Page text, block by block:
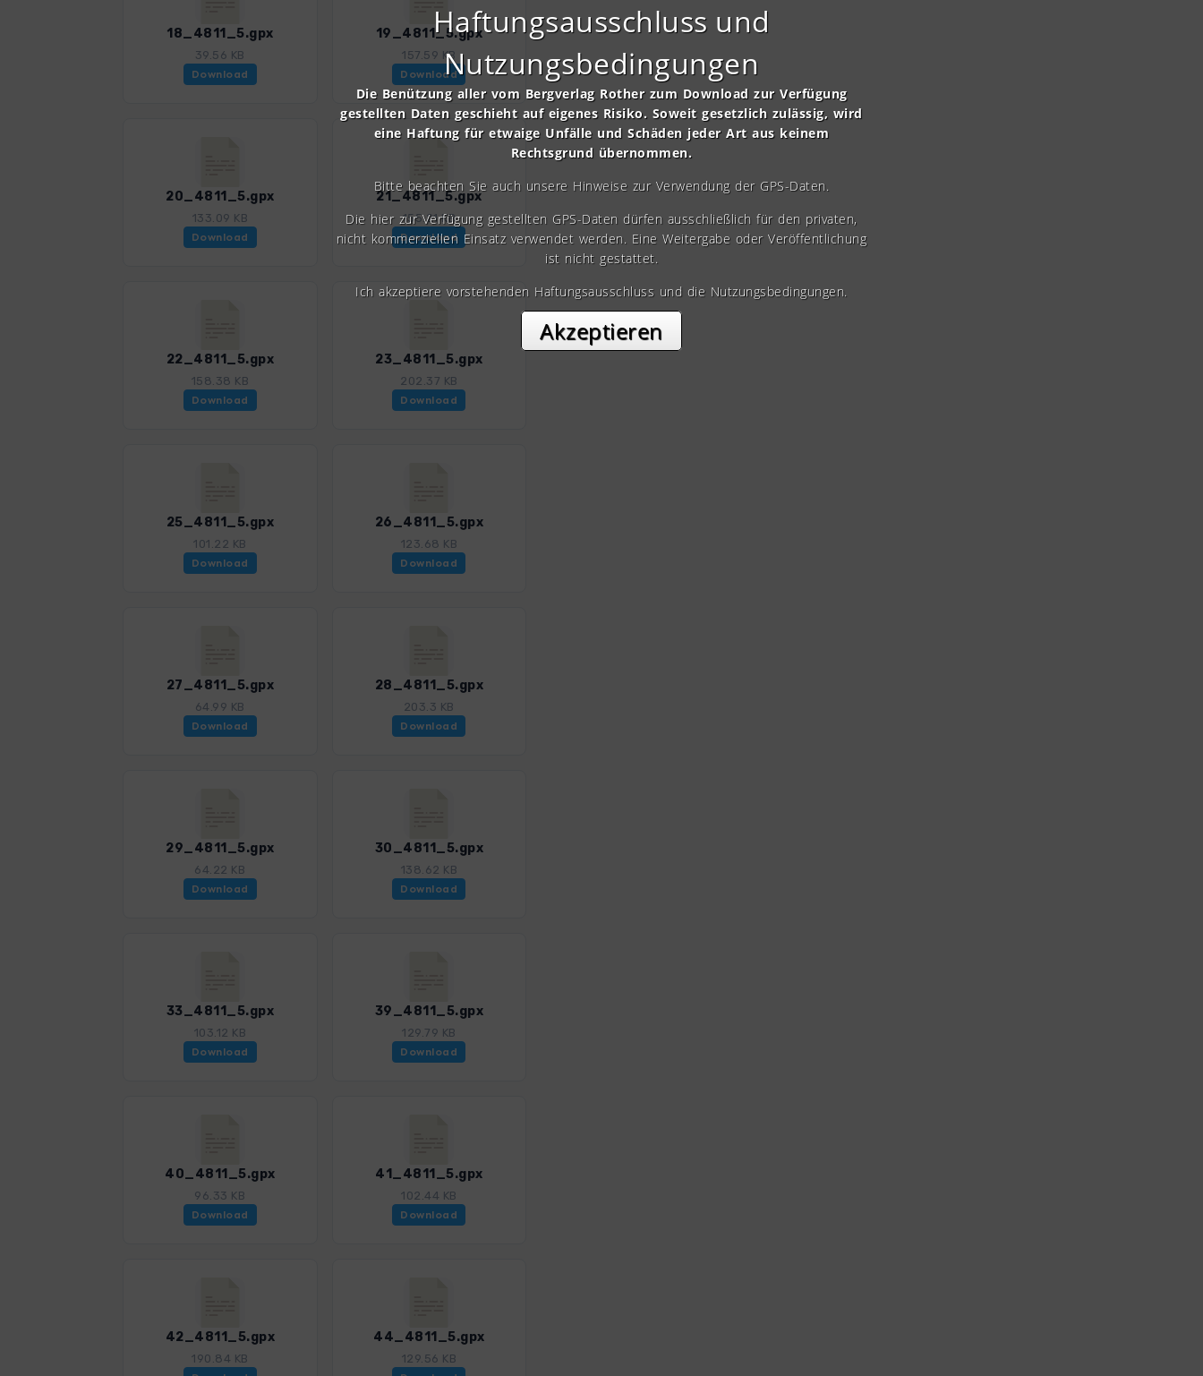
18_4811_5.gpx
39.56 KB
Download
19_4811_5.gpx
157.59 KB
Download
20_4811_5.gpx
133.09 KB
Download
21_4811_5.gpx
155.21 KB
Download
22_4811_5.gpx
158.38 KB
Download
23_4811_5.gpx
202.37 KB
Download
25_4811_5.gpx
101.22 KB
Download
26_4811_5.gpx
123.68 KB
Download
27_4811_5.gpx
64.99 KB
Download
28_4811_5.gpx
203.3 KB
Download
29_4811_5.gpx
64.22 KB
Download
30_4811_5.gpx
138.62 KB
Download
33_4811_5.gpx
103.12 KB
Download
39_4811_5.gpx
129.79 KB
Download
40_4811_5.gpx
96.33 KB
Download
41_4811_5.gpx
102.44 KB
Download
42_4811_5.gpx
190.84 KB
44_4811_5.gpx
129.56 KB
Haftungsausschluss und
Nutzungsbedingungen
Die Benützung aller vom Bergverlag Rother zum Download zur Verfügung
gestellten Daten geschieht auf eigenes Risiko. Soweit gesetzlich zulässig, wird
eine Haftung für etwaige Unfälle und Schäden jeder Art aus keinem
Rechtsgrund übernommen.
Bitte beachten Sie auch unsere Hinweise zur Verwendung der GPS-Daten.
Die hier zur Verfügung gestellten GPS-Daten dürfen ausschließlich für den privaten,
nicht kommerziellen Einsatz verwendet werden. Eine Weitergabe oder Veröffentlichung
ist nicht gestattet.
Ich akzeptiere vorstehenden Haftungsausschluss und die Nutzungsbedingungen.
Akzeptieren